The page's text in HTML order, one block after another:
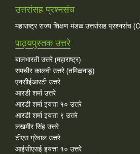
उत्तरांसह प्रश्नसंच
महाराष्ट्र राज्य शिक्षण मंडळ उत्तरांसह प्रश्नसंच
पाठ्यपुस्तक उत्तरे
बालभारती उत्तरे (महाराष्ट्र)
समचीर कालवी उत्तरे (तमिळनाडू)
एनसीईआरटी उत्तरे
आरडी शर्मा उत्तरे
आरडी शर्मा इयत्ता १० उत्तरे
आरडी शर्मा इयत्ता ९ उत्तरे
लखमीर सिंह उत्तरे
टीएस ग्रेवाल उत्तरे
आईसीएसई इयत्ता १० उत्तरे